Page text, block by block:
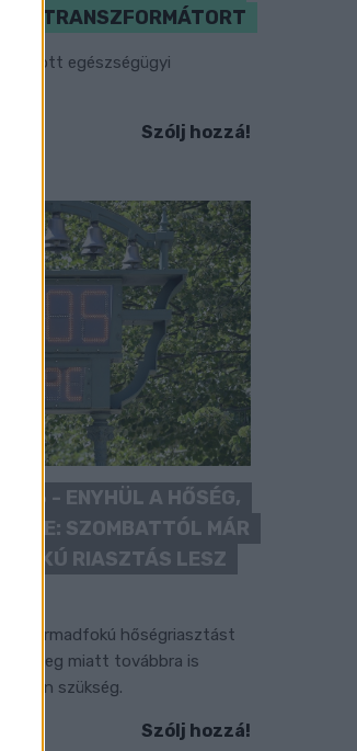
TRANSZFORMÁTORT
egészségügyi
Szólj hozzá!
- ENYHÜL A HŐSÉG,
VÉGE: SZOMBATTÓL MÁR
RIASZTÁS LESZ
harmadfokú hőségriasztást
meleg miatt továbbra is
van szükség.
Szólj hozzá!